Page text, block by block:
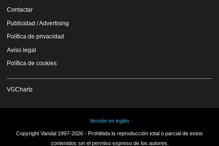
Contactar
Publicidad / Advertising
Política de privacidad
Aviso legal
Política de cookies
VGChartz
Versión en inglés
Copyright Vandal 1997-2026 - Prohibida la reproducción total o parcial de estos
contenidos sin el permiso expreso de los autores.